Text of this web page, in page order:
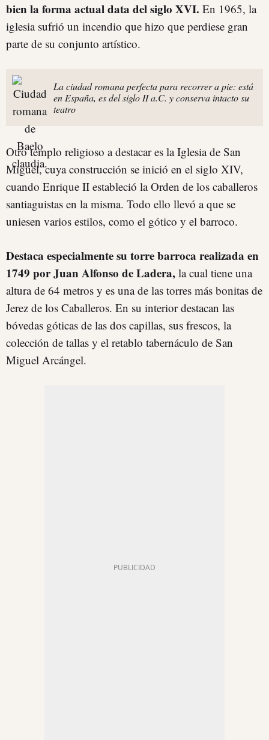
bien la forma actual data del siglo XVI. En 1965, la
iglesia sufrió un incendio que hizo que perdiese gran
parte de su conjunto artístico.
La ciudad romana perfecta para recorrer a pie: está
en España, es del siglo II a.C. y conserva intacto su
teatro
Otro templo religioso a destacar es la Iglesia de San
Miguel, cuya construcción se inició en el siglo XIV,
cuando Enrique II estableció la Orden de los caballeros
santiaguistas en la misma. Todo ello llevó a que se
uniesen varios estilos, como el gótico y el barroco.
Destaca especialmente su torre barroca realizada en
1749 por Juan Alfonso de Ladera, la cual tiene una
altura de 64 metros y es una de las torres más bonitas de
Jerez de los Caballeros. En su interior destacan las
bóvedas góticas de las dos capillas, sus frescos, la
colección de tallas y el retablo tabernáculo de San
Miguel Arcángel.